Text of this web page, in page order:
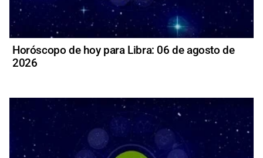
Horóscopo de hoy para Libra: 06 de agosto de
2026